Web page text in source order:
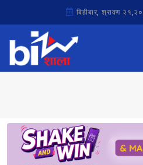
बिहीबार, श्रावण